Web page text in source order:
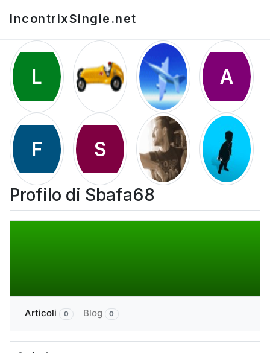
IncontrixSingle.net
L A
F S
Profilo di Sbafa68
Articoli 0 Blog 0